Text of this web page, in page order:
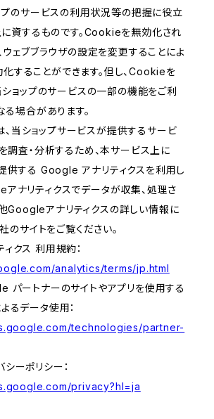
プのサービスの利用状況等の把握に役立
に資するものです。Cookieを無効化され
ェブブラウザの設定を変更することによ
することができます。但し、Cookieを
ショップのサービスの一部の機能をご利
場合があります。
は、当ショップサービスが提供するサービ
調査・分析するため、本サービス上に
する Google アナリティクスを利用し
アナリティクスでデータが収集、処理さ
Googleアナリティクスの詳しい情報に
のサイトをご覧ください。
クス 利用規約：
analytics/terms/jp.html
パートナーのサイトやアプリを使用する
るデータ使用：
technologies/partner-
ーポリシー：
privacy?hl=ja